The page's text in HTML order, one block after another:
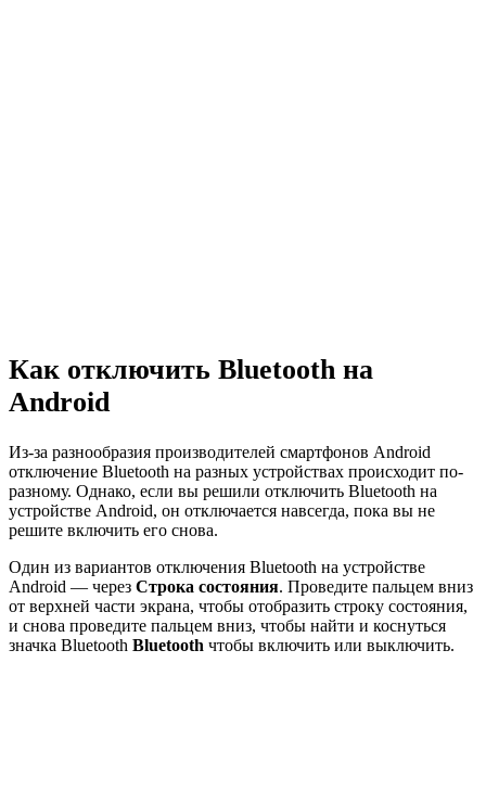
Как отключить Bluetooth на
Android
Из-за разнообразия производителей смартфонов Android
отключение Bluetooth на разных устройствах происходит по-
разному. Однако, если вы решили отключить Bluetooth на
устройстве Android, он отключается навсегда, пока вы не
решите включить его снова.
Один из вариантов отключения Bluetooth на устройстве
Android — через Строка состояния. Проведите пальцем вниз
от верхней части экрана, чтобы отобразить строку состояния,
и снова проведите пальцем вниз, чтобы найти и коснуться
значка Bluetooth Bluetooth чтобы включить или выключить.